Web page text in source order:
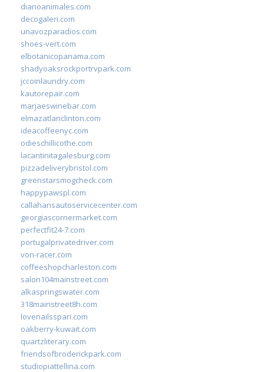
diarioanimales.com
decogaleri.com
unavozparadios.com
shoes-vert.com
elbotanicopanama.com
shadyoaksrockportrvpark.com
jccoinlaundry.com
kautorepair.com
marjaeswinebar.com
elmazatlanclinton.com
ideacoffeenyc.com
odieschillicothe.com
lacantinitagalesburg.com
pizzadeliverybristol.com
greenstarsmogcheck.com
happypawspl.com
callahansautoservicecenter.com
georgiascornermarket.com
perfectfit24-7.com
portugalprivatedriver.com
von-racer.com
coffeeshopcharleston.com
salon104mainstreet.com
alkaspringswater.com
318mainstreet8h.com
lovenailsspari.com
oakberry-kuwait.com
quartzliterary.com
friendsofbroderickpark.com
studiopiattellina.com